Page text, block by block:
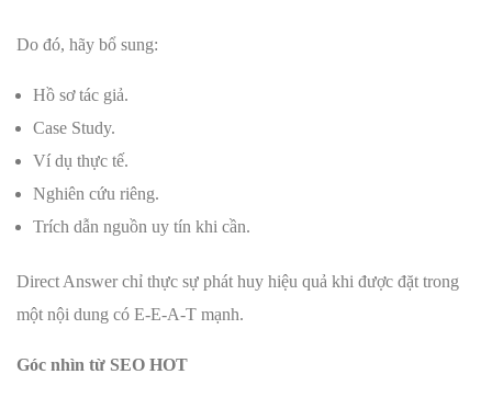
Do đó, hãy bổ sung:
Hồ sơ tác giả.
Case Study.
Ví dụ thực tế.
Nghiên cứu riêng.
Trích dẫn nguồn uy tín khi cần.
Direct Answer chỉ thực sự phát huy hiệu quả khi được đặt trong
một nội dung có E-E-A-T mạnh.
Góc nhìn từ SEO HOT